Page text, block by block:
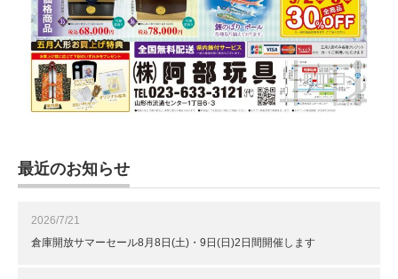
最近のお知らせ
2026/7/21
倉庫開放サマーセール8月8日(土)・9日(日)2日間開催します